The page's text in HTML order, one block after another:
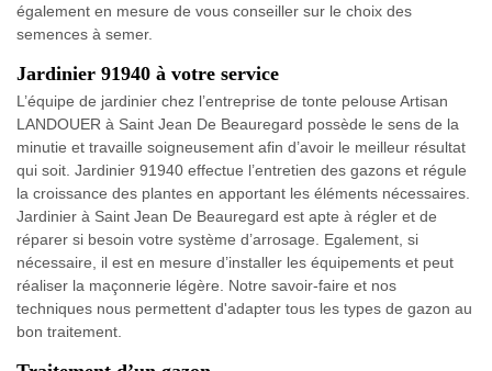
également en mesure de vous conseiller sur le choix des
semences à semer.
Jardinier 91940 à votre service
L’équipe de jardinier chez l’entreprise de tonte pelouse Artisan
LANDOUER à Saint Jean De Beauregard possède le sens de la
minutie et travaille soigneusement afin d’avoir le meilleur résultat
qui soit. Jardinier 91940 effectue l’entretien des gazons et régule
la croissance des plantes en apportant les éléments nécessaires.
Jardinier à Saint Jean De Beauregard est apte à régler et de
réparer si besoin votre système d’arrosage. Egalement, si
nécessaire, il est en mesure d’installer les équipements et peut
réaliser la maçonnerie légère. Notre savoir-faire et nos
techniques nous permettent d'adapter tous les types de gazon au
bon traitement.